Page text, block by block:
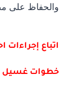
والحفاظ على
اتباع
خطوات غسيل